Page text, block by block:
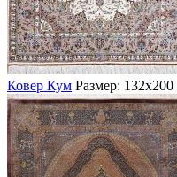
Ковер Кум Размер: 132х200